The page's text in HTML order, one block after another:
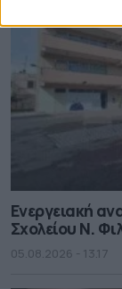
Ενεργειακή
Σχολείου Ν.
05.08.2026 - 13.17